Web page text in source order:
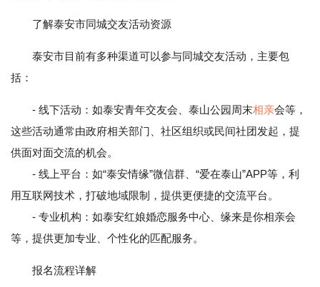
了解泰安市同城交友活动资源
泰安市目前有多种渠道可以参与同城交友活动，主要包
括：
- 线下活动：如泰安青年交友会、泰山公园周末相亲会等，
这些活动通常由政府相关部门、社区组织或民间社团发起，提
供面对面交流的机会。
- 线上平台：如“泰安情缘”微信群、“爱在泰山”APP等，利
用互联网技术，打破地域限制，提供更便捷的交流平台。
- 专业机构：如泰安红娘婚恋服务中心、缘来是你相亲会
等，提供更加专业、个性化的匹配服务。
报名流程详解